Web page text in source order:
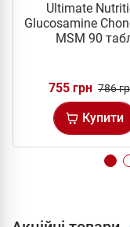
Ultimate
Glucosamine
MSM 90
755 грн 786
Купити